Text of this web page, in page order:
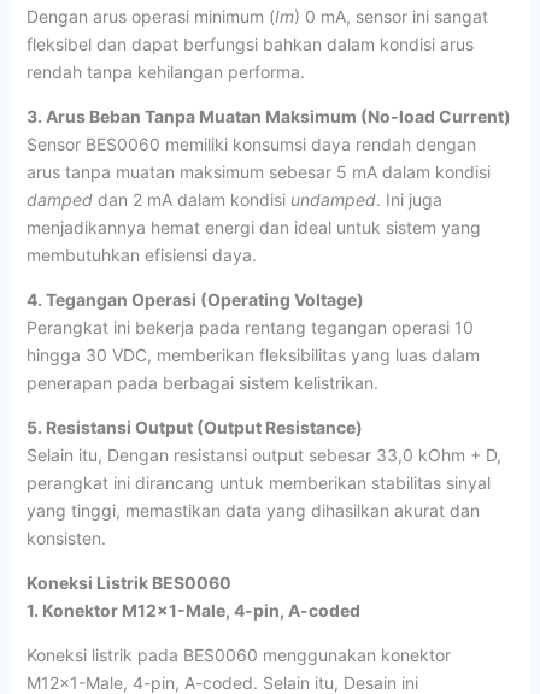
Dengan arus operasi minimum (Im) 0 mA, sensor ini sangat
fleksibel dan dapat berfungsi bahkan dalam kondisi arus
rendah tanpa kehilangan performa.
3. Arus Beban Tanpa Muatan Maksimum (No-load Current)
Sensor BES0060 memiliki konsumsi daya rendah dengan
arus tanpa muatan maksimum sebesar 5 mA dalam kondisi
dampeddan 2 mA dalam kondisi undamped. Ini juga
menjadikannya hemat energi dan ideal untuk sistem yang
membutuhkan efisiensi daya.
4. Tegangan Operasi (Operating Voltage)
Perangkat ini bekerja pada rentang tegangan operasi 10
hingga 30 VDC, memberikan fleksibilitas yang luas dalam
penerapan pada berbagai sistem kelistrikan.
5. Resistansi Output (Output Resistance)
Selain itu, Dengan resistansi output sebesar 33,0 kOhm + D,
perangkat ini dirancang untuk memberikan stabilitas sinyal
yang tinggi, memastikan data yang dihasilkan akurat dan
konsisten.
Koneksi Listrik BES0060
1. Konektor M12x1-Male, 4-pin, A-coded
Koneksi listrik pada BES0060 menggunakan konektor
M12x1-Male, 4-pin, A-coded. Selain itu, Desain ini